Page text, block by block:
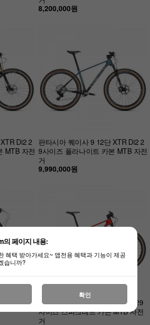
8,200,000원
Di2 2
MTB 자전
판타시아 퀘이사 9 12단 XTR Di2 2
9사이즈 폴라나이트 카본 MTB 자전
거
9,990,000원
마노 16
판타시아 퀘이사 7 12단 XT Di2 29
사이즈 스파크레드 카본 MTB 자전
거
의 페이지 내용:
혜택 받아가세요~ 앱전용 혜택과 기능이 제공
습니까?
확인